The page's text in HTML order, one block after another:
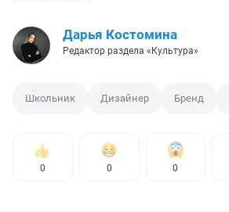
Дарья Костомина
Редактор раздела «Культура»
Школьник Дизайнер Бренд
0 0 0